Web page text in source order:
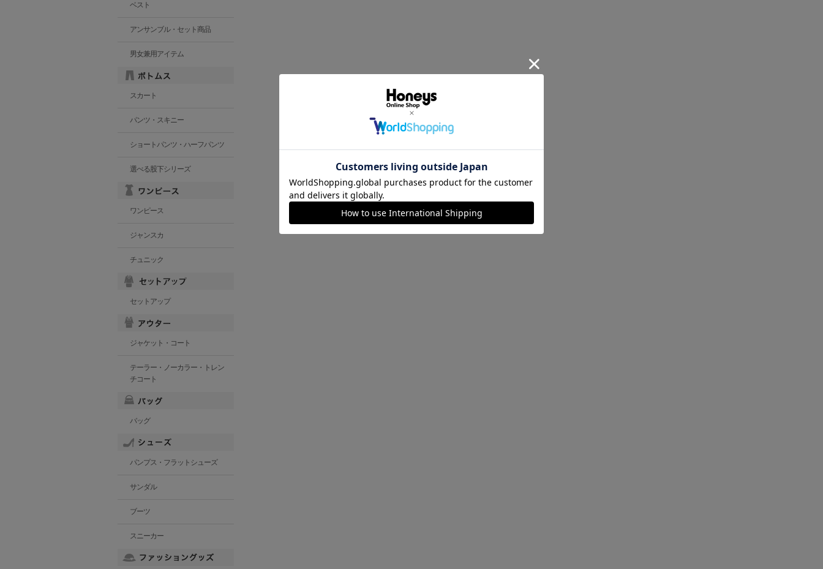
ベスト
アンサンブル・セット商品
男女兼用アイテム
スカート
パンツ・スキニー
ショートパンツ・ハーフパンツ
選べる股下シリーズ
ワンピース
ジャンスカ
チュニック
セットアップ
ジャケット・コート
テーラー・ノーカラー・トレン
チコート
バッグ
パンプス・フラットシューズ
サンダル
ブーツ
スニーカー